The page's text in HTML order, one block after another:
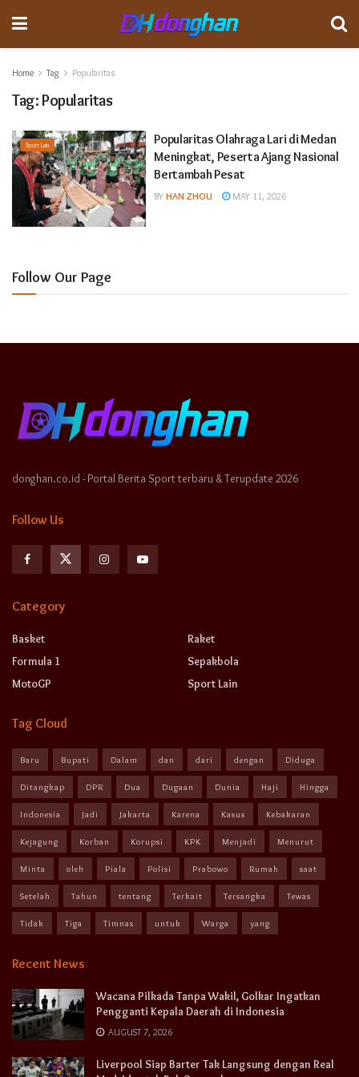
Home Tag Popularitas
Tag:Popularitas
Sport Lain
Popularitas Olahraga Lari di Medan
Meningkat, Peserta Ajang Nasional
Bertambah Pesat
BY HAN ZHOU MAY 11, 2026
Follow Our Page
donghan.co.id - Portal Berita Sport terbaru & Terupdate 2026
Follow Us
Category
Basket
Formula 1
MotoGP
Raket
Sepakbola
Sport Lain
Tag Cloud
Baru Bupati Dalam dan dari dengan Diduga
Ditangkap DPR Dua Dugaan Dunia Haji Hingga
Indonesia Jadi Jakarta Karena Kasus Kebakaran
Kejagung Korban Korupsi KPK Menjadi Menurut
Minta oleh Piala Polisi Prabowo Rumah saat
Setelah Tahun tentang Terkait Tersangka Tewas
Tidak Tiga Timnas untuk Warga yang
Recent News
Wacana Pilkada Tanpa Wakil, Golkar Ingatkan
Pengganti Kepala Daerah di Indonesia
AUGUST 7, 2026
Liverpool Siap Barter Tak Langsung dengan Real